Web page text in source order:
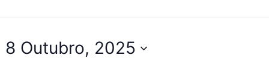
8 Outubro, 2025